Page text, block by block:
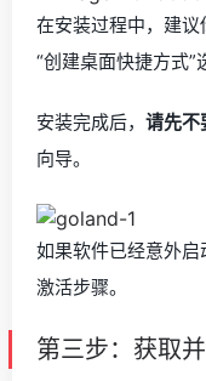
在安装过程中，建
“创建桌面快捷方式”
安装完成后， 请先不
向导。
如果软件已经意外
激活步骤。
第三步：获取